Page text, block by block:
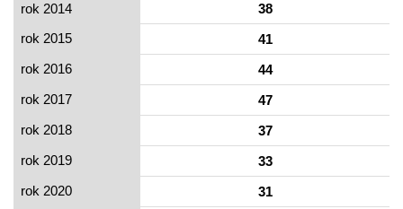
rok 2014
38
rok 2015
41
rok 2016
44
rok 2017
47
rok 2018
37
rok 2019
33
rok 2020
31